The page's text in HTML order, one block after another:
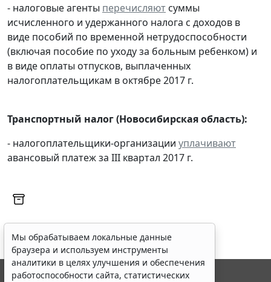
- налоговые агенты перечисляют суммы
исчисленного и удержанного налога с доходов в
виде пособий по временной нетрудоспособности
(включая пособие по уходу за больным ребенком) и
в виде оплаты отпусков, выплаченных
налогоплательщикам в октябре 2017 г.
Транспортный налог (Новосибирская область):
- налогоплательщики-организации уплачивают
авансовый платеж за III квартал 2017 г.
Мы обрабатываем локальные данные
браузера и используем инструменты
аналитики в целях улучшения и обеспечения
работоспособности сайта, статистических